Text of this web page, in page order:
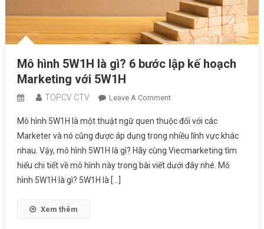
Mô hình 5W1H là gì? 6 bước lập kế hoạch
Marketing với 5W1H
TOPCV CTV Leave A CommentOn
Hình
5W1H
Là
Gì?
Mô hình 5W1H là một thuật ngữ quen thuộc đối với các
Marketer và nó cũng được áp dụng trong nhiều lĩnh vực khác
nhau. Vậy, mô hình 5W1H là gì? Hãy cùng Viecmarketing tìm
hiểu chi tiết về mô hình này trong bài viết dưới đây nhé. Mô
hình 5W1H là gì? 5W1H là […]
Xem thêm